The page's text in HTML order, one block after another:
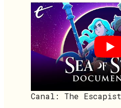
Canal: The Escapist